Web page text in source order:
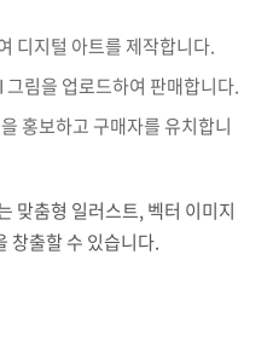
디지털 아트를 제작합니다.
림을 업로드하여 판매합니다.
홍보하고 구매자를 유치합니
맞춤형 일러스트, 벡터 이미지
창출할 수 있습니다.